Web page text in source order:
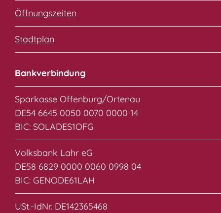
Öffnungszeiten
Stadtplan
Bankverbindung
Sparkasse Offenburg/Ortenau
DE54 6645 0050 0070 0000 14
BIC: SOLADES1OFG
Volksbank Lahr eG
DE58 6829 0000 0060 0998 04
BIC: GENODE61LAH
USt.-IdNr. DE142365468